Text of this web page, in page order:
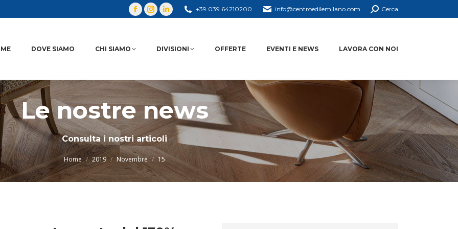
+39 039 64210200 info@centroedilemilano.com Cerca
DOVE SIAMO CHI SIAMO DIVISIONI OFFERTE EVENTI E NEWS LAVORA CON NOI
Le nostre news
Consulta i nostri articoli
You are here:
Home 2019 Novembre 15